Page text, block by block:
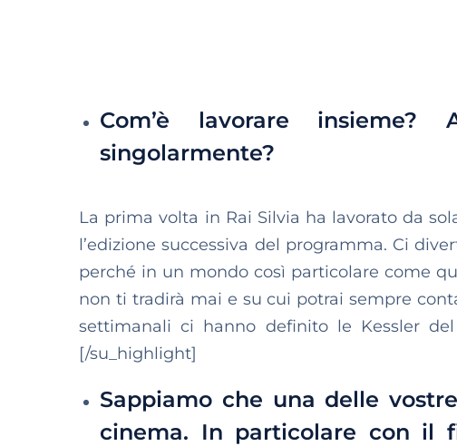
Com’è lavorare
singolarmente?
La prima volta in Rai Silvia ha lavorato da
l’edizione successiva del programma. Ci
perché in un mondo così particolare come
non ti tradirà mai e su cui potrai sempre
settimanali ci hanno definito le Kessler
[/su_highlight]
Sappiamo che una delle
cinema. In particolare con il